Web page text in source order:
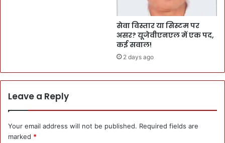
सेवा विस्तार या सिस्टम पर
असर? यूजेवीएनएल में एक पद,
कई सवाल!
2 days ago
Leave a Reply
Your email address will not be published. Required fields are
marked *